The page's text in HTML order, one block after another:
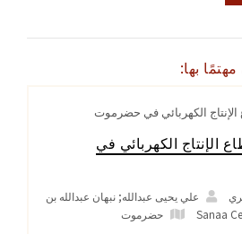
بها:
الإنتاج الكهربائي في
علي يحيى عبدالله; نبهان عبدالله بن
حضرموت